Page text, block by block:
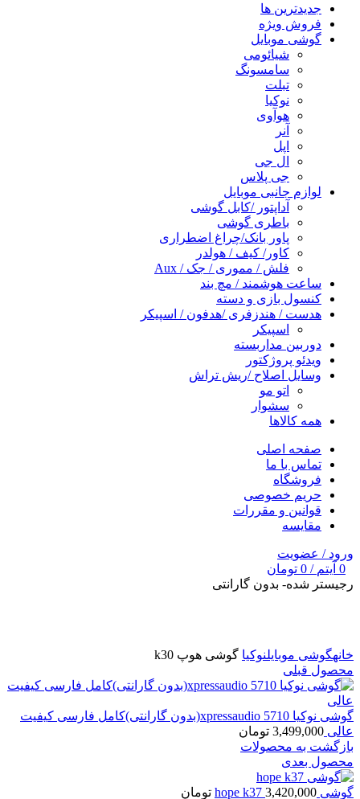
جدیدترین ها
فروش ویژه
گوشی موبایل
شیائومی
سامسونگ
تبلت
نوکیا
هوآوی
آنر
اپل
ال جی
جی پلاس
لوازم جانبی موبایل
آداپتور /کابل گوشی
باطری گوشی
پاور بانک/چراغ اضطراری
کاور/ کیف / هولدر
فلش / مموری / جک / Aux
ساعت هوشمند / مچ بند
کنسول بازی و دسته
هدست / هندزفری /هدفون / اسپیکر
اسپیکر
دوربین مداربسته
ویدئو پروژکتور
وسایل اصلاح /ریش تراش
اتو مو
سشوار
همه کالاها
صفحه اصلی
تماس با ما
فروشگاه
حریم خصوصی
قوانین و مقررات
مقایسه
ورود / عضویت
0 آیتم /
0 تومان
رجیستر شده- بدون گارانتی
خانهگوشی موبایلنوکیا گوشی هوپ k30
محصول قبلی
گوشی نوکیا 5710 xpressaudio(بدون گارانتی)کامل فارسی کیفیت
عالی 3,499,000 تومان
بازگشت به محصولات
محصول بعدی
گوشی hope k37 3,420,000 تومان